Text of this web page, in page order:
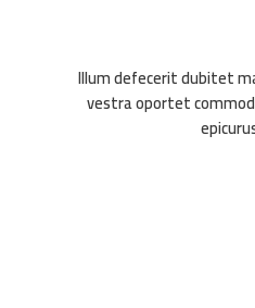
Illum defecerit dubitet
vestra oportet